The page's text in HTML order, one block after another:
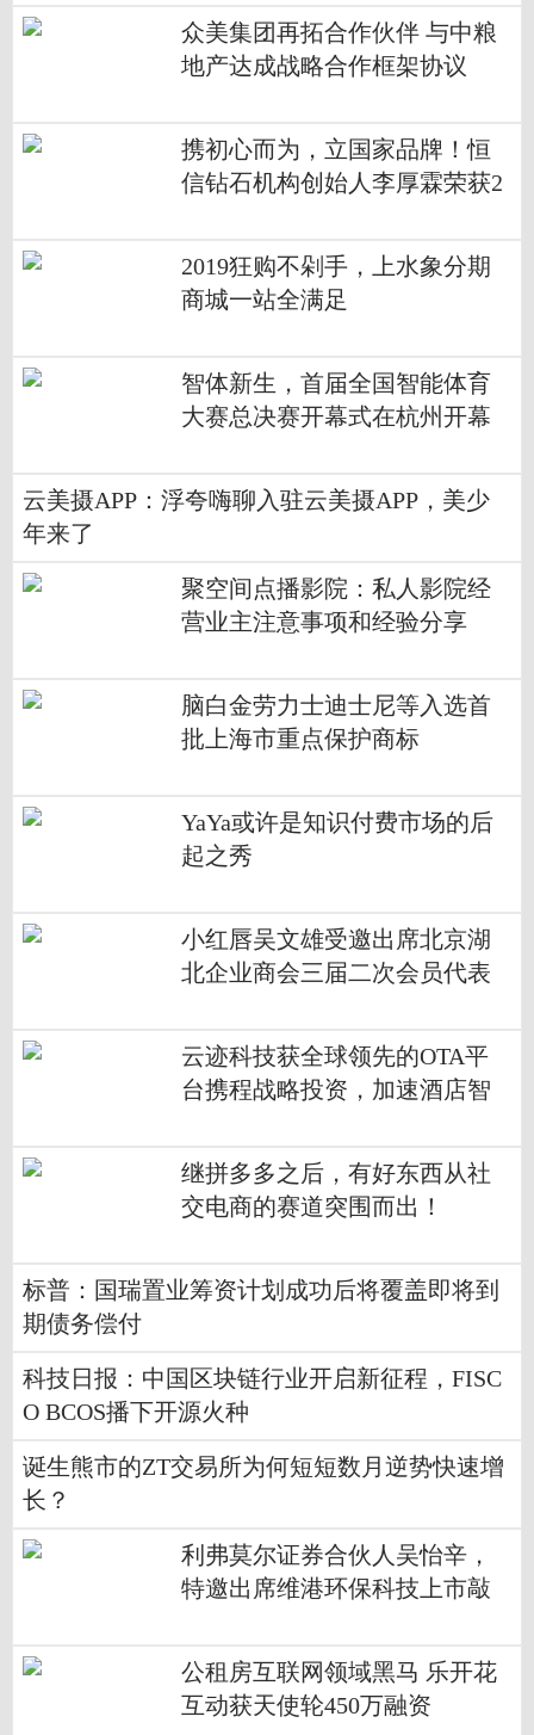
众美集团再拓合作伙伴 与中粮
地产达成战略合作框架协议
携初心而为，立国家品牌！恒
信钻石机构创始人李厚霖荣获2
2019狂购不剁手，上水象分期
商城一站全满足
智体新生，首届全国智能体育
大赛总决赛开幕式在杭州开幕
云美摄APP：浮夸嗨聊入驻云美摄APP，美少
年来了
聚空间点播影院：私人影院经
营业主注意事项和经验分享
脑白金劳力士迪士尼等入选首
批上海市重点保护商标
YaYa或许是知识付费市场的后
起之秀
小红唇吴文雄受邀出席北京湖
北企业商会三届二次会员代表
云迹科技获全球领先的OTA平
台携程战略投资，加速酒店智
继拼多多之后，有好东西从社
交电商的赛道突围而出！
标普：国瑞置业筹资计划成功后将覆盖即将到
期债务偿付
科技日报：中国区块链行业开启新征程，FISC
O BCOS播下开源火种
诞生熊市的ZT交易所为何短短数月逆势快速增
长？
利弗莫尔证券合伙人吴怡辛，
特邀出席维港环保科技上市敲
公租房互联网领域黑马 乐开花
互动获天使轮450万融资